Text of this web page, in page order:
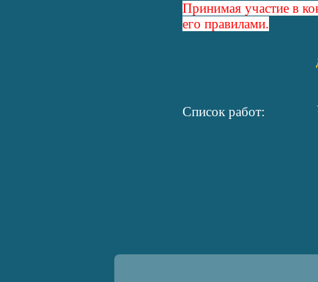
Принимая участие в
его правилами.
Список работ: